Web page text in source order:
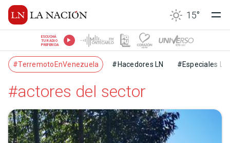
15°
ESCUCHÁ
TU RADIO
PREFERIDA
#TerremotoEnVenezuela #Hacedores LN #Especiales LN
#actores del sector